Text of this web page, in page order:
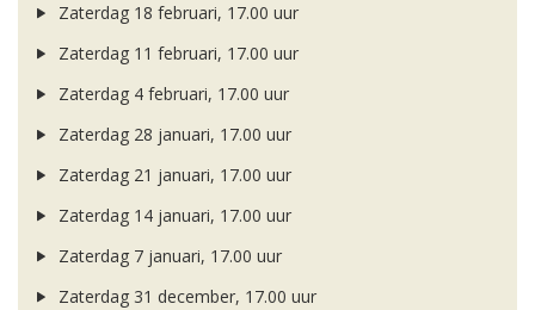
Zaterdag 18 februari, 17.00 uur
Zaterdag 11 februari, 17.00 uur
Zaterdag 4 februari, 17.00 uur
Zaterdag 28 januari, 17.00 uur
Zaterdag 21 januari, 17.00 uur
Zaterdag 14 januari, 17.00 uur
Zaterdag 7 januari, 17.00 uur
Zaterdag 31 december, 17.00 uur